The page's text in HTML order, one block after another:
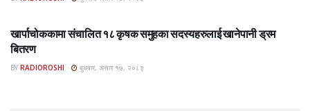
ROSHI KHABAR E-PAPER
खार्पाचोककामा संचालित १८ कृषक समुहका सदस्यहरुलाई खानेपानी ड्रम
बितरण
BY RADIOROSHI बुधबार, असार १७, २०८३